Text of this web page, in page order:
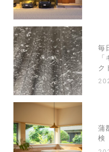
毎
ク
蒲
検